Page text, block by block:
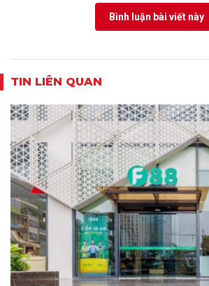
Bình luận bài viết này
TIN LIÊN QUAN